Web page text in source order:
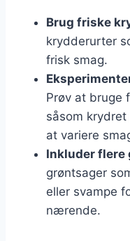
Brug friske
krydderurter
frisk smag.
Prøv at bruge
såsom
at variere
Inkluder flere
grøntsager
eller svampe
nærende.